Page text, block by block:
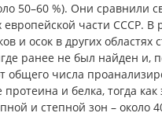
50–60 %). Они сравнили
части СССР. В
и осок в других
ранее не был найден и,
общего числа
и белка, тогда как
и степной зон – около